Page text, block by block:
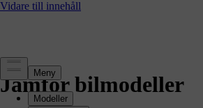
Jämför bilmodeller